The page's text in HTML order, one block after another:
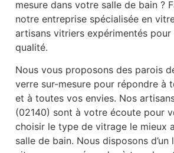
mesure dans votre salle de bain ?
notre entreprise spécialisée en
artisans vitriers expérimentés
qualité.
Nous vous proposons des parois
verre sur-mesure pour répondre à
et à toutes vos envies. Nos
(02140) sont à votre écoute pour
choisir le type de vitrage le mieux
salle de bain. Nous disposons